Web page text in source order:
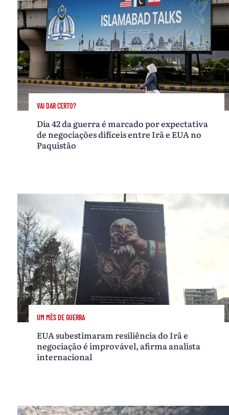
VAI DAR CERTO?
Dia 42 da guerra é marcado por expectativa
de negociações difíceis entre Irã e EUA no
Paquistão
UM MÊS DE GUERRA
EUA subestimaram resiliência do Irã e
negociação é improvável, afirma analista
internacional